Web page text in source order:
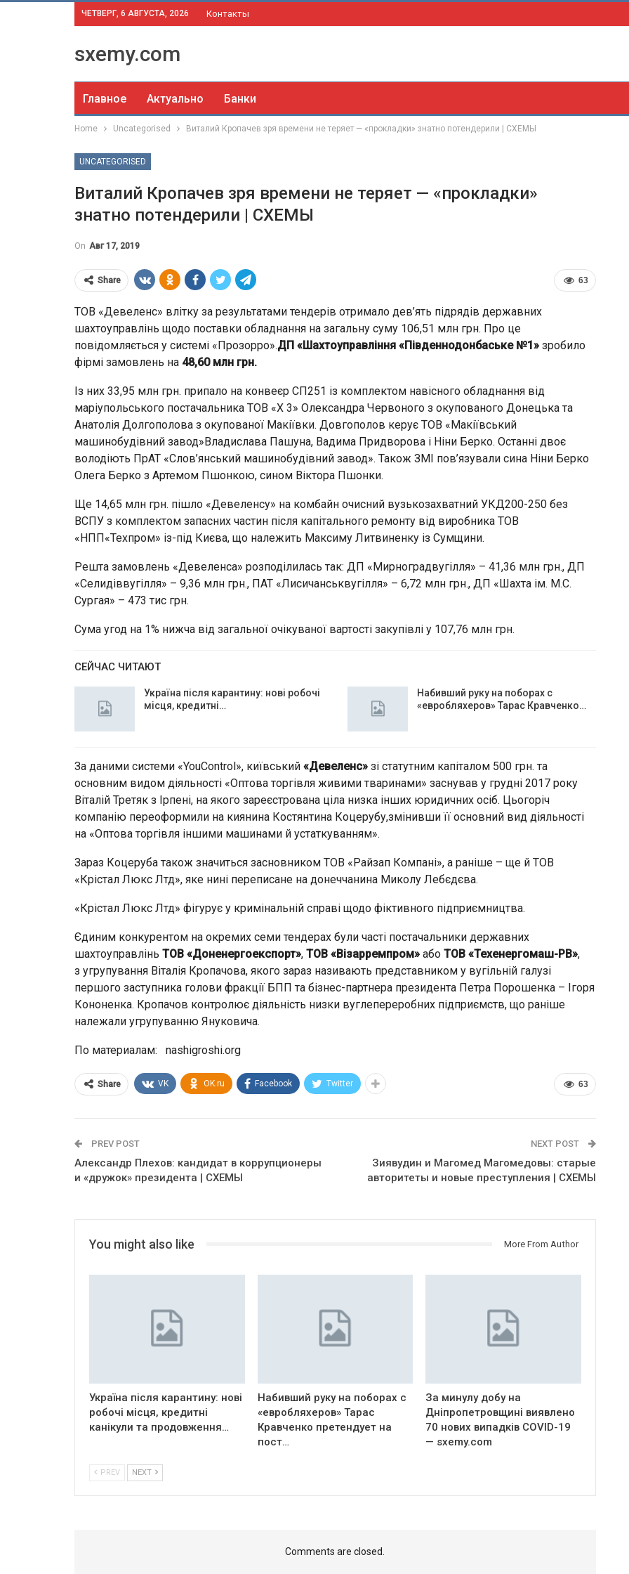
ЧЕТВЕРГ, 6 АВГУСТА, 2026 Контакты
sxemy.com
Главное Актуально Банки
Home Uncategorised Виталий Кропачев зря времени не теряет — «прокладки» знатно потендерили | СХЕМЫ
UNCATEGORISED
Виталий Кропачев зря времени не теряет — «прокладки»
знатно потендерили | СХЕМЫ
On Авг 17, 2019
63
Share
ТОВ «Девеленс» влітку за результатами тендерів отримало дев’ять підрядів державних
шахтоуправлінь щодо поставки обладнання на загальну суму 106,51 млн грн. Про це
повідомляється у системі «Прозорро».ДП «Шахтоуправління «Південнодонбаське №1» зробило
фірмі замовлень на 48,60 млн грн.
Із них 33,95 млн грн. припало на конвеєр СП251 із комплектом навісного обладнання від
маріупольського постачальника ТОВ «Х 3» Олександра Червоного з окупованого Донецька та
Анатолія Долгополова з окупованої Макіївки. Довгополов керує ТОВ «Макіївський
машинобудівний завод»Владислава Пашуна, Вадима Придворова і Ніни Берко. Останні двоє
володіють ПрАТ «Слов’янський машинобудівний завод». Також ЗМІ пов’язували сина Ніни Берко
Олега Берко з Артемом Пшонкою, сином Віктора Пшонки.
Ще 14,65 млн грн. пішло «Девеленсу» на комбайн очисний вузькозахватний УКД200-250 без
ВСПУ з комплектом запасних частин після капітального ремонту від виробника ТОВ
«НПП«Техпром» із-під Києва, що належить Максиму Литвиненку із Сумщини.
Решта замовлень «Девеленса» розподілилась так: ДП «Мирноградвугілля» – 41,36 млн грн., ДП
«Селидіввугілля» – 9,36 млн грн., ПАТ «Лисичанськвугілля» – 6,72 млн грн., ДП «Шахта ім. М.С.
Сургая» – 473 тис грн.
Сума угод на 1% нижча від загальної очікуваної вартості закупівлі у 107,76 млн грн.
СЕЙЧАС ЧИТАЮТ
Україна після карантину: нові робочі
місця, кредитні…
Набивший руку на поборах с
«евробляхеров» Тарас Кравченко…
За даними системи «YouControl», київський «Девеленс» зі статутним капіталом 500 грн. та
основним видом діяльності «Оптова торгівля живими тваринами» заснував у грудні 2017 року
Віталій Третяк з Ірпені, на якого зареєстрована ціла низка інших юридичних осіб. Цьогоріч
компанію переоформили на киянина Костянтина Коцерубу,змінивши її основний вид діяльності
на «Оптова торгівля іншими машинами й устаткуванням».
Зараз Коцеруба також значиться засновником ТОВ «Райзап Компані», а раніше – ще й ТОВ
«Крістал Люкс Лтд», яке нині переписане на донеччанина Миколу Лебєдєва.
«Крістал Люкс Лтд» фігурує у кримінальній справі щодо фіктивного підприємництва.
Єдиним конкурентом на окремих семи тендерах були часті постачальники державних
шахтоуправлінь ТОВ «Доненергоекспорт», ТОВ «Візарремпром» або ТОВ «Техенергомаш-РВ»,
з угрупування Віталія Кропачова, якого зараз називають представником у вугільній галузі
першого заступника голови фракції БПП та бізнес-партнера президента Петра Порошенка – Ігоря
Кононенка. Кропачов контролює діяльність низки вуглепереробних підприємств, що раніше
належали угрупуванню Януковича.
По материалам: nashigroshi.org
63
Share VK OK.ru Facebook Twitter
PREV POST
Александр Плехов: кандидат в коррупционеры
и «дружок» президента | СХЕМЫ
NEXT POST
Зиявудин и Магомед Магомедовы: старые
авторитеты и новые преступления | СХЕМЫ
You might also like More From Author
Україна після карантину: нові
робочі місця, кредитні
канікули та продовження…
Набивший руку на поборах с
«евробляхеров» Тарас
Кравченко претендует на
пост…
За минулу добу на
Дніпропетровщині виявлено
70 нових випадків COVID-19
— sxemy.com
PREV NEXT
Comments are closed.